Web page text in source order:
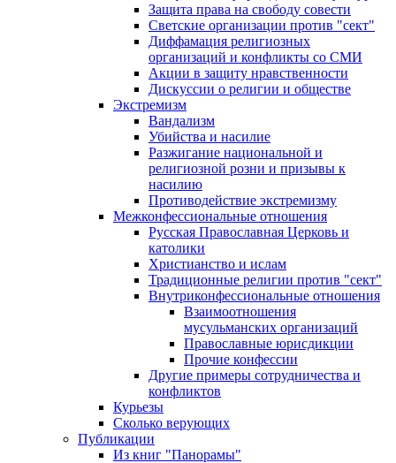
Защита права на свободу совести
Светские организации против "сект"
Диффамация религиозных
организаций и конфликты со СМИ
Акции в защиту нравственности
Дискуссии о религии и обществе
Экстремизм
Вандализм
Убийства и насилие
Разжигание национальной и
религиозной розни и призывы к
насилию
Противодействие экстремизму
Межконфессиональные отношения
Русская Православная Церковь и
католики
Христианство и ислам
Традиционные религии против "сект"
Внутриконфессиональные отношения
Взаимоотношения
мусульманских организаций
Православные юрисдикции
Прочие конфессии
Другие примеры сотрудничества и
конфликтов
Курьезы
Сколько верующих
Публикации
Из книг "Панорамы"